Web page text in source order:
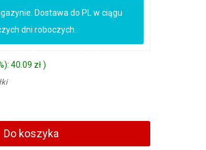
Dostawa do PL w ciągu
dni roboczych.
40.09 zł )
Do koszyka